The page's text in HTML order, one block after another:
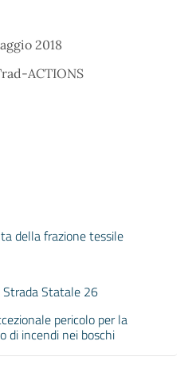
2018
ACTIONS
della frazione tessile
Strada Statale 26
pericolo per la
di incendi nei boschi